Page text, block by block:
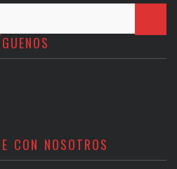
CON NOSOTROS